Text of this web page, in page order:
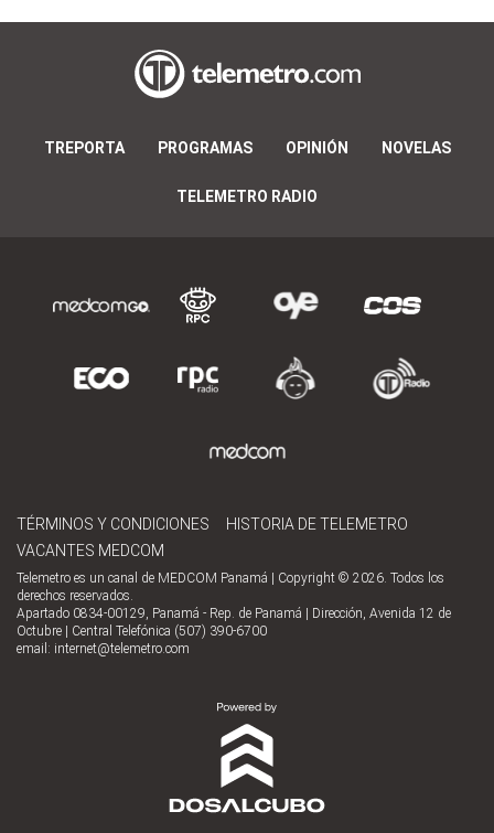
TREPORTA PROGRAMAS OPINIÓN NOVELAS
TELEMETRO RADIO
TÉRMINOS Y CONDICIONES
HISTORIA DE TELEMETRO
VACANTES MEDCOM
Telemetro es un canal de MEDCOM Panamá | Copyright © 2026. Todos los
derechos reservados.
Apartado 0834-00129, Panamá - Rep. de Panamá | Dirección, Avenida 12 de
Octubre | Central Telefónica (507) 390-6700
email: internet@telemetro.com